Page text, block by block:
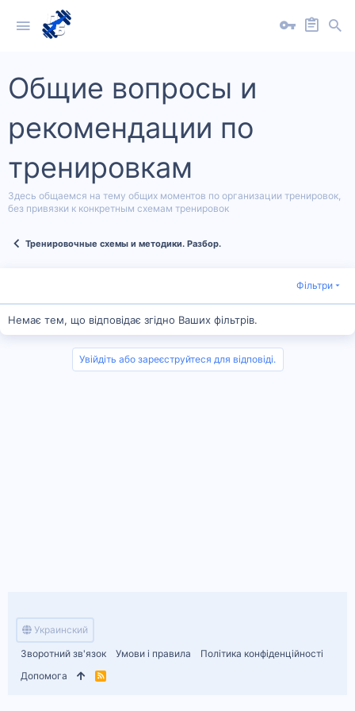
Общие вопросы и
рекомендации по
тренировкам
Здесь общаемся на тему общих моментов по организации тренировок,
без привязки к конкретным схемам тренировок
Тренировочные схемы и методики. Разбор.
Фільтри
Немає тем, що відповідає згідно Ваших фільтрів.
Увійдіть або зареєструйтеся для відповіді.
Украинский
Зворотний зв'язок
Умови і правила
Політика конфіденційності
Допомога
R